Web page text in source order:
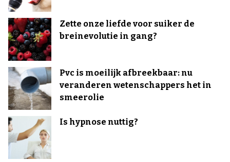
Zette onze liefde voor suiker de
breinevolutie in gang?
Pvc is moeilijk afbreekbaar: nu
veranderen wetenschappers het in
smeerolie
Is hypnose nuttig?